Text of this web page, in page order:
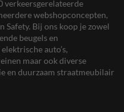
verkeersgerelateerde
webshopconcepten,
Safety. Bij ons koop je zowel
beugels en
auto’s,
maar ook diverse
en duurzaam straatmeubilair